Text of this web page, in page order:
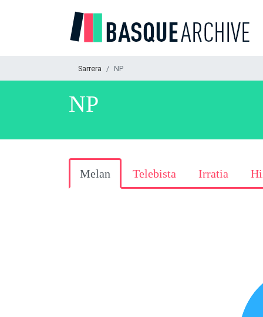
Sarrera NP
NP
Melan Telebista Irratia